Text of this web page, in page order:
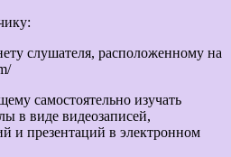
слушателя, расположенному на
самостоятельно изучать
в виде видеозаписей,
и презентаций в электронном